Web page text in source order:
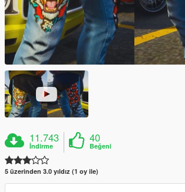
11.743
İndirme
40
Beğeni
5 üzerinden 3.0 yıldız (1 oy ile)